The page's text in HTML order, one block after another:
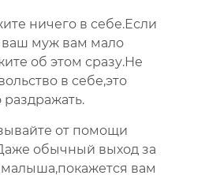
ничего в себе.Если
ваш муж вам мало
об этом сразу.Не
в себе,это
раздражать.
от помощи
обычный выход за
вам